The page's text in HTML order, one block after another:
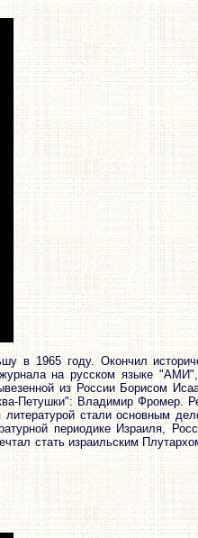
1965 году. Окончил
на русском языке
из России Борисом
Петушки": Владимир Фромер.
литературой стали основным
периодике Израиля,
стать израильским